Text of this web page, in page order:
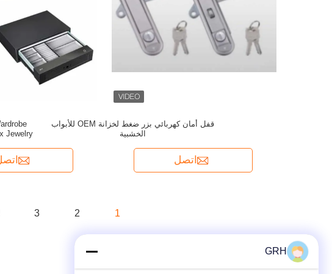
Jewelry
قفل أمان كهربائي بزر ضغط لخزانة OEM للأبواب
الخشبية
اتصل
1
2
3
GRH